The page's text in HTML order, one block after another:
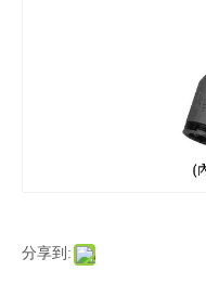
分享到: